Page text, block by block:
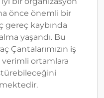
önce önemli bir
gereç kaybında
yaşandı. Bu
Çantalarımızın iş
verimli ortamlara